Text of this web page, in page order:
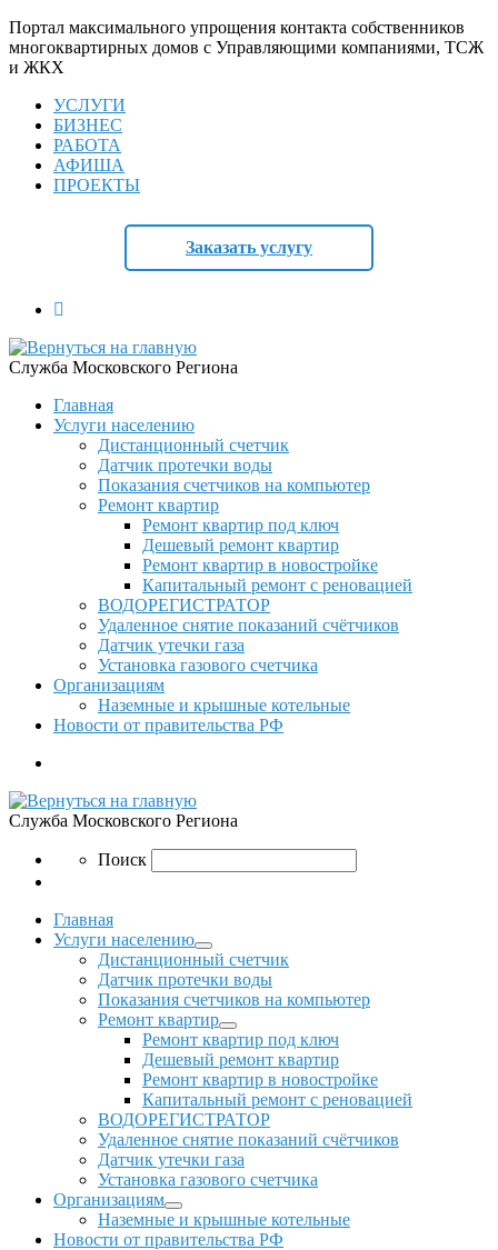
Портал максимального упрощения контакта собственников
многоквартирных домов с Управляющими компаниями, ТСЖ
и ЖКХ
УСЛУГИ
БИЗНЕС
РАБОТА
АФИША
ПРОЕКТЫ
Заказать услугу
Служба Московского Региона
Главная
Услуги населению
Дистанционный счетчик
Датчик протечки воды
Показания счетчиков на компьютер
Ремонт квартир
Ремонт квартир под ключ
Дешевый ремонт квартир
Ремонт квартир в новостройке
Капитальный ремонт с реновацией
ВОДОРЕГИСТРАТОР
Удаленное снятие показаний счётчиков
Датчик утечки газа
Установка газового счетчика
Организациям
Наземные и крышные котельные
Новости от правительства РФ
Служба Московского Региона
SearchПоиск
Главная
Услуги населению
Дистанционный счетчик
Датчик протечки воды
Показания счетчиков на компьютер
Ремонт квартир
Ремонт квартир под ключ
Дешевый ремонт квартир
Ремонт квартир в новостройке
Капитальный ремонт с реновацией
ВОДОРЕГИСТРАТОР
Удаленное снятие показаний счётчиков
Датчик утечки газа
Установка газового счетчика
Организациям
Наземные и крышные котельные
Новости от правительства РФ